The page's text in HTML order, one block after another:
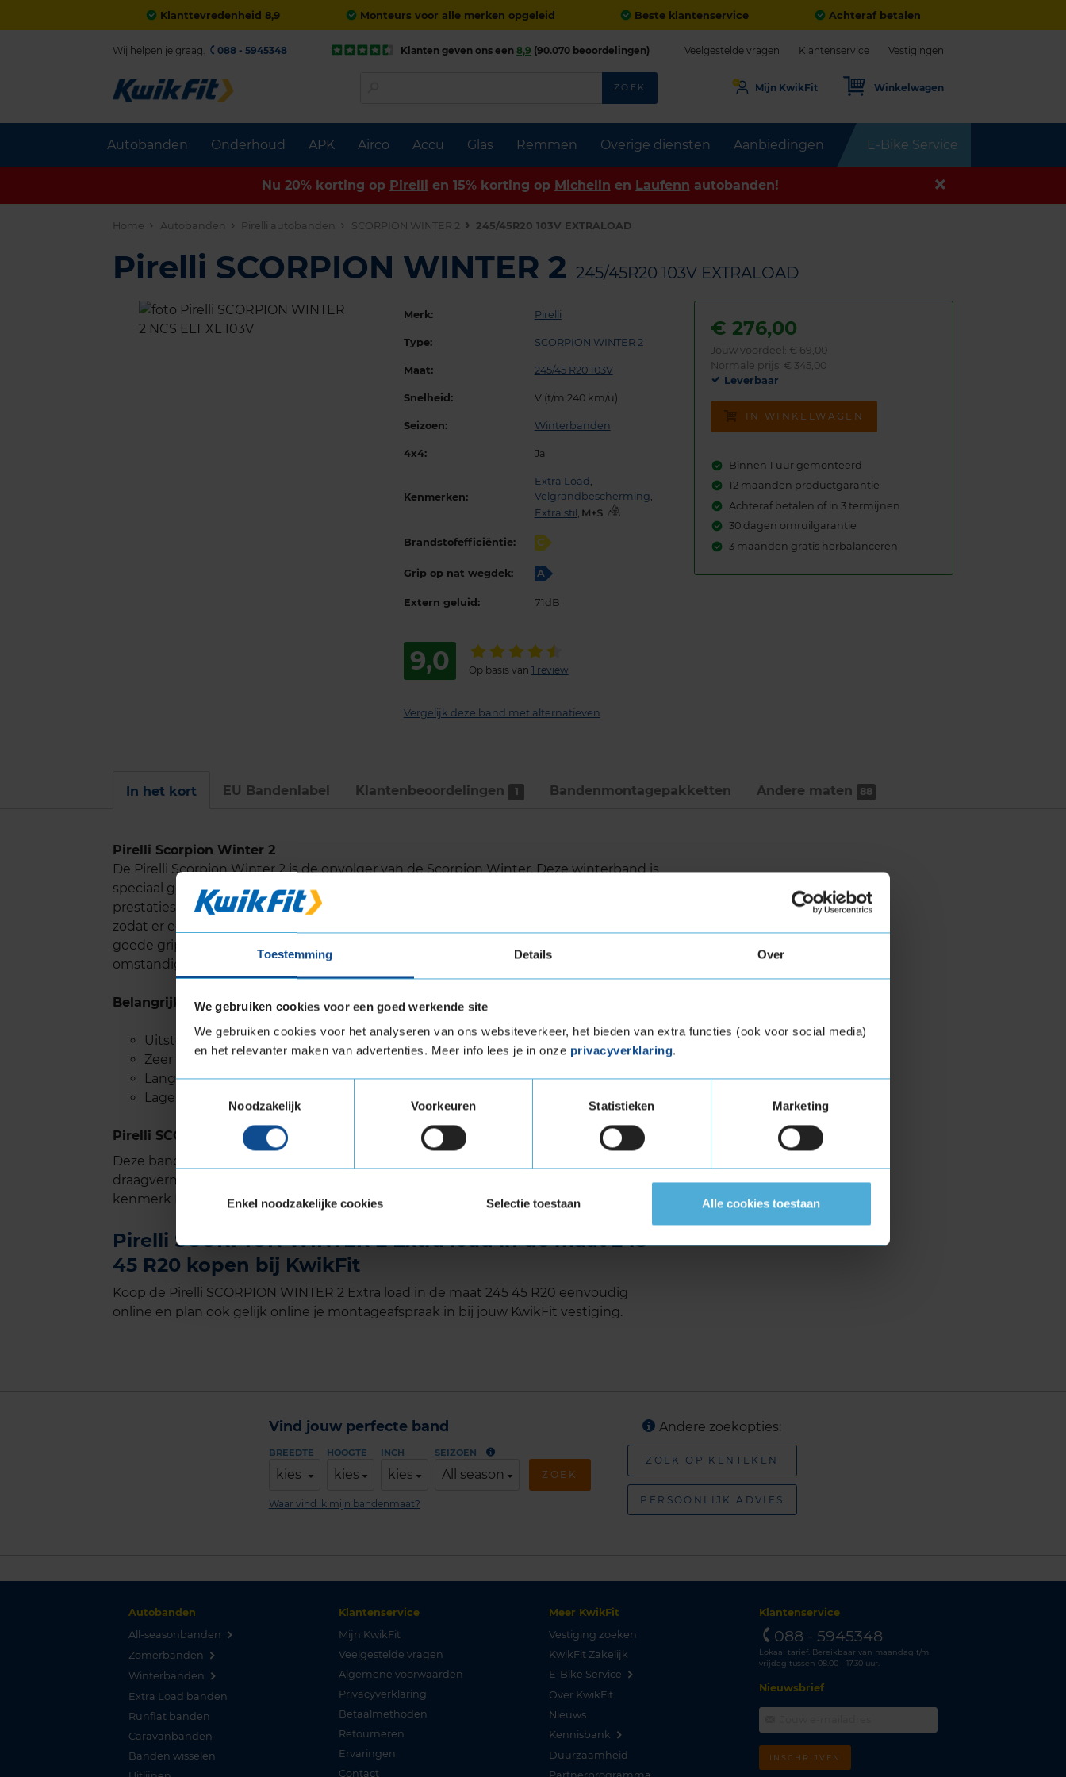
Toestemming Details Over
We gebruiken cookies voor een goed werkende site
We gebruiken cookies voor het analyseren van ons websiteverkeer, het bieden van extra functies (ook voor social media)
en het relevanter maken van advertenties. Meer info lees je in onze privacyverklaring.
Noodzakelijk
Voorkeuren Statistieken Marketing
Enkel noodzakelijke cookies Selectie toestaan Alle cookies toestaan
Klanttevredenheid 8,9 Monteurs voor alle merken opgeleid Beste klantenservice Achteraf betalen
Autobanden Onderhoud APK Airco Accu Glas Remmen Overige diensten Aanbiedingen E-Bike Service
Wij helpen je graag. 088 - 5945348 Klanten geven ons een 8,9 (90.070 beoordelingen) Veelgestelde vragen Klantenservice Vestigingen
ZOEK Mijn KwikFit Winkelwagen
Nu 20% korting op Pirelli en 15% korting op Michelin en Laufenn autobanden!
Home Autobanden Pirelli autobanden SCORPION WINTER 2 245/45R20 103V EXTRALOAD
Pirelli SCORPION WINTER 2 245/45R20 103V EXTRALOAD
Merk: Pirelli
Type: SCORPION WINTER 2
Maat: 245/45 R20 103V
Snelheid: V (t/m 240 km/u)
Seizoen: Winterbanden
4x4: Ja
Kenmerken:
Extra Load ,
Velgrandbescherming,
Extra stil , ,
Brandstofefficiëntie: C
Grip op nat wegdek: A
Extern geluid: 71dB
9,0 Op basis van 1 review
Vergelijk deze band met alternatieven
€276,00
Jouw voordeel: € 69,00
Normale prijs: € 345,00
Leverbaar
IN WINKELWAGEN
Binnen 1 uur gemonteerd
12 maanden productgarantie
Achteraf betalen of in 3 termijnen
30 dagen omruilgarantie
3 maanden gratis herbalanceren
In het kort EU Bandenlabel Klantenbeoordelingen 1 Bandenmontage­pakketten Andere maten 88
Pirelli Scorpion Winter 2
De Pirelli Scorpion Winter 2 is de opvolger van de Scorpion Winter. Deze winterband is
speciaal gemaakt voor SUV's met hoge prestaties. De band levert uitstekende
prestaties op sneeuw en ook op een nat wegdek. Er zit een extra groef in deze band,
zodat er een zeer goede waterafvoer is en ook bij aquaplanning houdt de band een
goede grip. Met de Pirelli Scor Het is een comfortabele band onder winterse
omstandigheden.
Belangrijke eigenschappen
Uitstekende prestaties op sneeuw
Zeer goede grip op nat wegdek en bij aquaplanning
Lange levensduur
Lage rolweerstand dus weinig geluid
Pirelli SCORPION WINTER 2 met Extra Load (verstevigde band)
Deze band is ook geschikt voor voertuigen die banden met een hoger
draagvermogen nodig hebben. Verstevigde banden zijn te herkennen aan het
kenmerk Extra Load.
Pirelli SCORPION WINTER 2 Extra load in de maat 245
45 R20 kopen bij KwikFit
Koop de Pirelli SCORPION WINTER 2 Extra load in de maat 245 45 R20 eenvoudig
online en plan ook gelijk online je montageafspraak in bij jouw KwikFit vestiging.
Vind jouw perfecte band
BREEDTE
kies
HOOGTE
kies
INCH
kies
SEIZOEN
All season ZOEK
Waar vind ik mijn bandenmaat?
Andere zoekopties:
ZOEK OP KENTEKEN
PERSOONLIJK ADVIES
Autobanden
All-seasonbanden
Zomerbanden
Winterbanden
Extra Load banden
Runflat banden
Caravanbanden
Banden wisselen
Klantenservice
Mijn KwikFit
Veelgestelde vragen
Algemene voorwaarden
Privacyverklaring
Betaalmethoden
Retourneren
Ervaringen
Contact
Meer KwikFit
Vestiging zoeken
KwikFit Zakelijk
E-Bike Service
Over KwikFit
Nieuws
Kennisbank
Duurzaamheid
Klantenservice
088 - 5945348
Lokaal tarief. Bereikbaar van maandag t/m
vrijdag tussen 08.00 - 17.30 uur.
Nieuwsbrief
INSCHRIJVEN